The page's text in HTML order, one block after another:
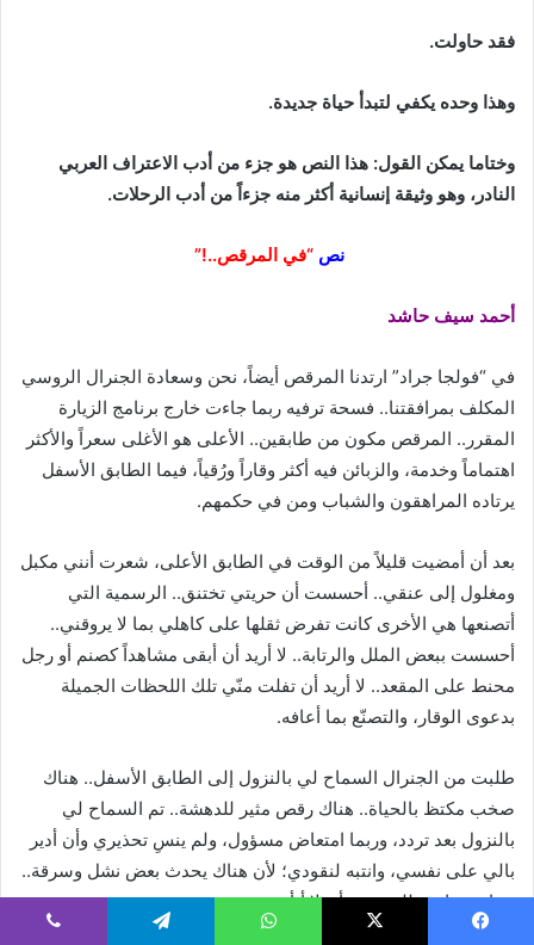
فقد حاولت.
وهذا وحده يكفي لتبدأ حياة جديدة.
وختاما يمكن القول: هذا النص هو جزء من أدب الاعتراف العربي
النادر، وهو وثيقة إنسانية أكثر منه جزءاً من أدب الرحلات.
نص “في المرقص..!”
أحمد سيف حاشد
في “فولجا جراد” ارتدنا المرقص أيضاً، نحن وسعادة الجنرال الروسي
المكلف بمرافقتنا.. فسحة ترفيه ربما جاءت خارج برنامج الزيارة
المقرر.. المرقص مكون من طابقين.. الأعلى هو الأغلى سعراً والأكثر
اهتماماً وخدمة، والزبائن فيه أكثر وقاراً ورُقياً، فيما الطابق الأسفل
يرتاده المراهقون والشباب ومن في حكمهم.
بعد أن أمضيت قليلاً من الوقت في الطابق الأعلى، شعرت أنني مكبل
ومغلول إلى عنقي.. أحسست أن حريتي تختنق.. الرسمية التي
أتصنعها هي الأخرى كانت تفرض ثقلها على كاهلي بما لا يروقني..
أحسست ببعض الملل والرتابة.. لا أريد أن أبقى مشاهداً كصنم أو رجل
محنط على المقعد.. لا أريد أن تفلت منّي تلك اللحظات الجميلة
بدعوى الوقار، والتصنّع بما أعافه.
طلبت من الجنرال السماح لي بالنزول إلى الطابق الأسفل.. هناك
صخب مكتظ بالحياة.. هناك رقص مثير للدهشة.. تم السماح لي
بالنزول بعد تردد، وربما امتعاض مسؤول، ولم ينسِ تحذيري وأن أدير
بالي على نفسي، وانتبه لنقودي؛ لأن هناك يحدث بعض نشل وسرقة..
ثم استدرك وطلب مني أن لا أتأخر.